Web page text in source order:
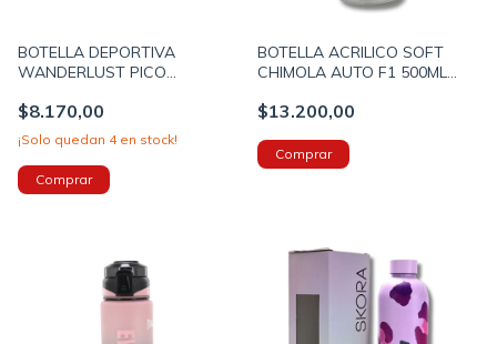
BOTELLA DEPORTIVA
WANDERLUST PICO
ROJO (40596B)
$8.170,00
¡Solo quedan 4en stock!
BOTELLA ACRILICO SOFT
CHIMOLA AUTO F1 500ML
$13.200,00